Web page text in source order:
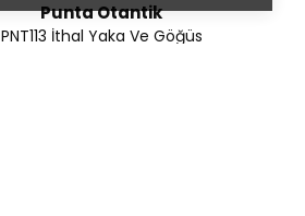
Punta Otantik
PNT113 İthal Yaka Ve Göğüs